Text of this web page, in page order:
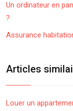
Un ordinateur en
?
Assurance
Articles
Louer un